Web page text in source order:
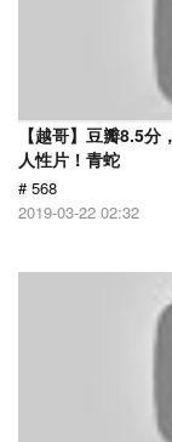
【越哥】豆瓣8.5
人性片！青蛇
# 568
2019-03-22 02:32